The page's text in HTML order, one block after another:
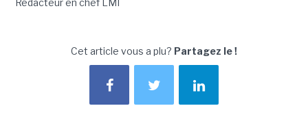
Cet article vous a plu? Partagez le !